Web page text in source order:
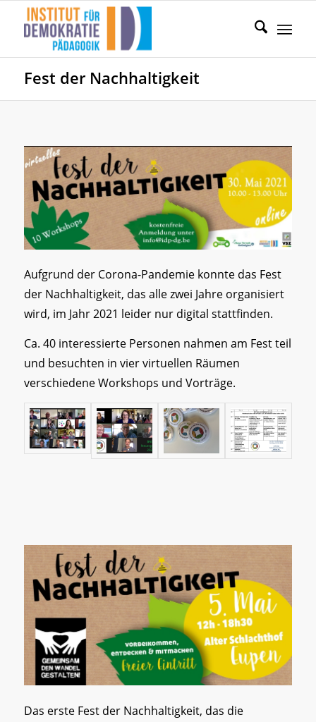
Fest der Nachhaltigkeit
Aufgrund der Corona-Pandemie konnte das Fest
der Nachhaltigkeit, das alle zwei Jahre organisiert
wird, im Jahr 2021 leider nur digital stattfinden.
Ca. 40 interessierte Personen nahmen am Fest teil
und besuchten in vier virtuellen Räumen
verschiedene Workshops und Vorträge.
Das erste Fest der Nachhaltigkeit, das die